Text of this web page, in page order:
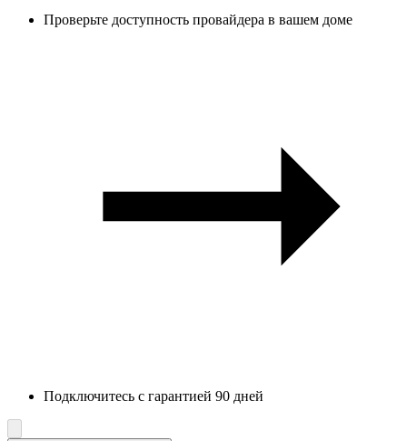
Проверьте доступность провайдера в вашем доме
Подключитесь с гарантией 90 дней